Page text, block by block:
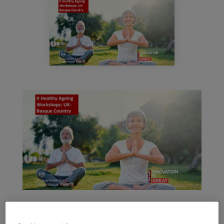
Egizu lan gurekin
Salaketa-kanala
talleres_consuladobritanico.png